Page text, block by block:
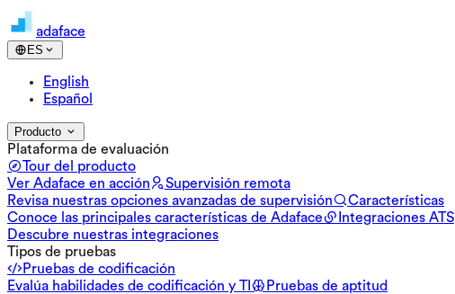
adaface
ES
English
Español
Producto
Plataforma de evaluación
Tour del producto
Ver Adaface en acción
Supervisión remota
Revisa nuestras opciones avanzadas de supervisión
Características
Conoce las principales características de Adaface
Integraciones ATS
Descubre nuestras integraciones
Tipos de pruebas
Pruebas de codificación
Evalúa habilidades de codificación y TI
Pruebas de aptitud